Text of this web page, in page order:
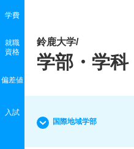
学費
就職
資格
偏差値
入試
鈴鹿大学/
学部・学科
国際地域学部